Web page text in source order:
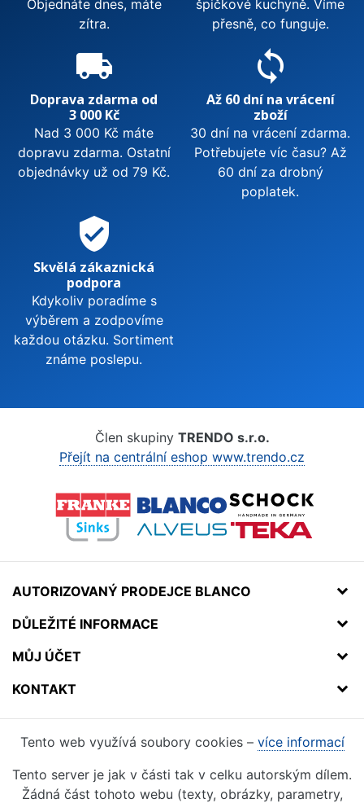
Objednáte dnes, máte
zítra.
špičkové kuchyně. Víme
přesně, co funguje.
local_shipping
Doprava zdarma od
3 000 Kč
Nad 3 000 Kč máte
dopravu zdarma. Ostatní
objednávky už od 79 Kč.
sync
Až 60 dní na vrácení
zboží
30 dní na vrácení zdarma.
Potřebujete víc času? Až
60 dní za drobný
poplatek.
verified_user
Skvělá zákaznická
podpora
Kdykoliv poradíme s
výběrem a zodpovíme
každou otázku. Sortiment
známe poslepu.
Člen skupiny TRENDO s.r.o.
Přejít na centrální eshop www.trendo.cz
AUTORIZOVANÝ PRODEJCE BLANCO
DŮLEŽITÉ INFORMACE
MŮJ ÚČET
KONTAKT
Tento web využívá soubory cookies – více informací
Tento server je jak v části tak v celku autorským dílem.
Žádná část tohoto webu (texty, obrázky, parametry,